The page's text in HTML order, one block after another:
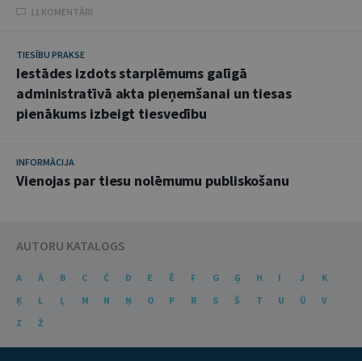
11 KOMENTĀRI
TIESĪBU PRAKSE
Iestādes izdots starplēmums galīgā
administratīvā akta pieņemšanai un tiesas
pienākums izbeigt tiesvedību
INFORMĀCIJA
Vienojas par tiesu nolēmumu publiskošanu
AUTORU KATALOGS
A Ā B C Č D E Ē F G Ģ H I J
K
Ķ
L Ļ M N Ņ O P R S Š T U Ū
V
Z
Ž